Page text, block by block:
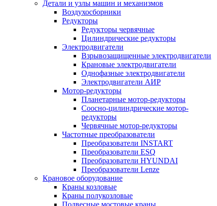
Детали и узлы машин и механизмов
Воздухосборники
Редукторы
Редукторы червячные
Цилиндрические редукторы
Электродвигатели
Взрывозащищенные электродвигатели
Крановые электродвигатели
Однофазные электродвигатели
Электродвигатели АИР
Мотор-редукторы
Планетарные мотор-редукторы
Соосно-цилиндрические мотор-
редукторы
Червячные мотор-редукторы
Частотные преобразователи
Преобразователи INSTART
Преобразователи ESQ
Преобразователи HYUNDAI
Преобразователи Lenze
Крановое оборудование
Краны козловые
Краны полукозловые
Подвесные мостовые краны